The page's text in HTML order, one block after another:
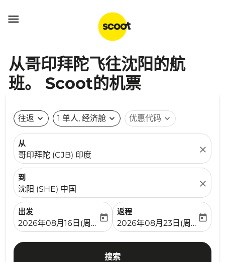

从哥印拜陀飞往沈阳的航
班。 Scoot的机票
往返 expand_more 1 单人, 经济舱 expand_more 优惠代码 expand_more
从
哥印拜陀 (CJB) 印度
close
到
沈阳 (SHE) 中国
close
出发
fc-booking-departure-date-aria-label
2026年08月16日(周日)
today
返程
fc-booking-return-date-
2026年08月23日(周日)
today
搜索